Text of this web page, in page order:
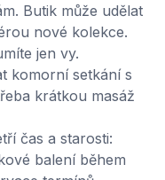
Butik může udělat
nové kolekce.
jen vy.
komorní setkání s
krátkou masáž
čas a starosti:
balení během